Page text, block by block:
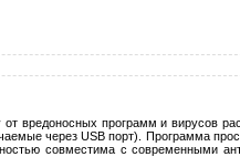
вредоносных программ и вирусов
через USB порт). Программа
совместима с современными